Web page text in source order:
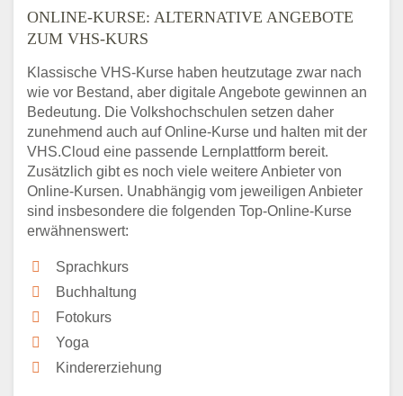
ONLINE-KURSE: ALTERNATIVE ANGEBOTE
ZUM VHS-KURS
Klassische VHS-Kurse haben heutzutage zwar nach
wie vor Bestand, aber digitale Angebote gewinnen an
Bedeutung. Die Volkshochschulen setzen daher
zunehmend auch auf Online-Kurse und halten mit der
VHS.Cloud eine passende Lernplattform bereit.
Zusätzlich gibt es noch viele weitere Anbieter von
Online-Kursen. Unabhängig vom jeweiligen Anbieter
sind insbesondere die folgenden Top-Online-Kurse
erwähnenswert:
Sprachkurs
Buchhaltung
Fotokurs
Yoga
Kindererziehung